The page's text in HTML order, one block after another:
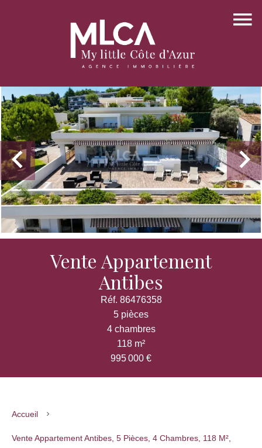
Vente Appartement
Antibes
Réf. 86476358
5 pièces
4 chambres
118 m²
995 000 €
Accueil
Vente Appartement Antibes, 5 Pièces, 4 Chambres, 118 M²,